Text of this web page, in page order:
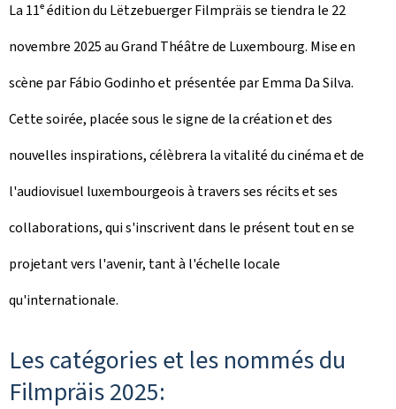
La 11ᵉ édition du Lëtzebuerger Filmpräis se tiendra le 22
novembre 2025 au Grand Théâtre de Luxembourg. Mise en
scène par Fábio Godinho et présentée par Emma Da Silva.
Cette soirée, placée sous le signe de la création et des
nouvelles inspirations, célèbrera la vitalité du cinéma et de
l'audiovisuel luxembourgeois à travers ses récits et ses
collaborations, qui s'inscrivent dans le présent tout en se
projetant vers l'avenir, tant à l'échelle locale
qu'internationale.
Les catégories et les nommés du
Filmpräis 2025: